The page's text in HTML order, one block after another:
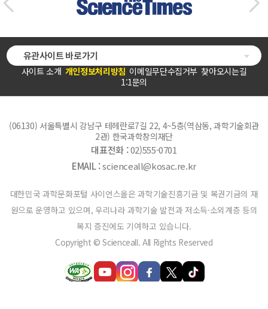
사이트 소개 개인정보처리방침 이메일무단수집거부 찾아오시는길
1:1문의
유관사이트 바로가기
(06130) 서울특별시 강남구 테헤란로7길 22, 4~5층(역삼동, 과학기술회관
2관) 한국과학창의재단
대표전화 :02)555-0701
EMAIL :scienceall@kosac.re.kr
대한민국 과학문화포털 사이언스올은 과학기술진흥기금 및 복권기금의 재
원으로 운영하고 있으며, 우리나라 과학기술 발전과 저소득·소외계층 등의
복지 증진에도 기여하고 있습니다.
Copyright © Scienceall. All Rights Reserved